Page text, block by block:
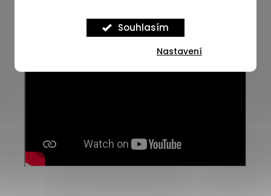
Souhlasím
Nastavení